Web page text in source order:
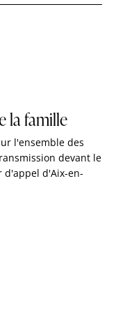
la famille
l'ensemble des
devant le
d'appel d'Aix-en-